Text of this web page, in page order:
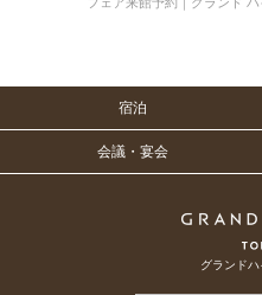
宿泊
会議・宴会
グランド